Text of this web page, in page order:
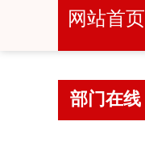
网站首页
部门在线